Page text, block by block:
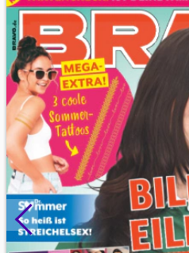
to
the
end
of
the
images
gallery